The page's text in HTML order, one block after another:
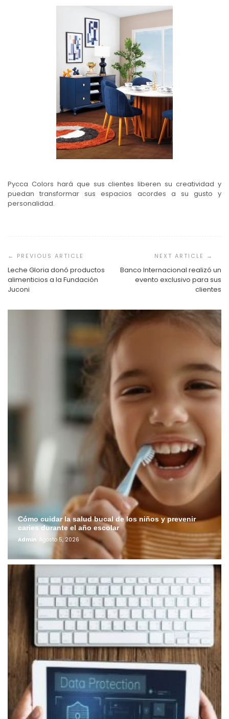
Pycca Colors hará que sus clientes liberen su creatividad y
puedan transformar sus espacios acordes a su gusto y
personalidad.
de
entradas
Leche Gloria donó productos
alimenticios a la Fundación
Juconi
Banco Internacional realizó un
evento exclusivo para sus
clientes
Cómo cuidar la salud bucal de los niños y prevenir
caries durante el año escolar
Admin Agosto 5, 2026